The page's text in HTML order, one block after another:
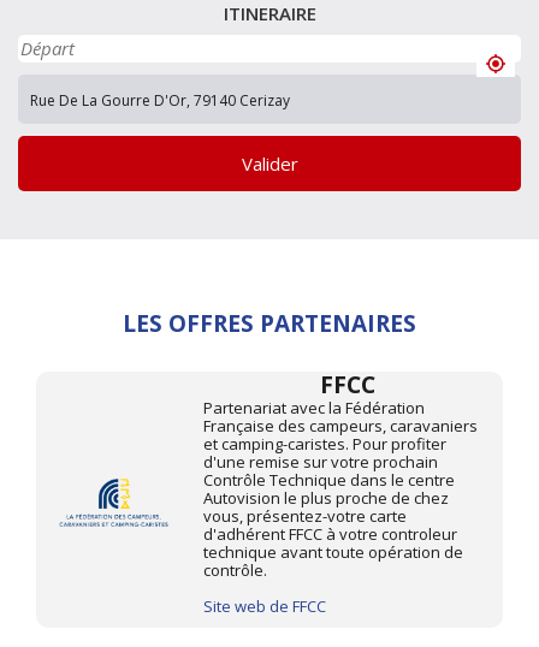
ITINERAIRE
Valider
LES OFFRES PARTENAIRES
FFCC
Partenariat avec la Fédération
Française des campeurs, caravaniers
et camping-caristes. Pour profiter
d'une remise sur votre prochain
Contrôle Technique dans le centre
Autovision le plus proche de chez
vous, présentez-votre carte
d'adhérent FFCC à votre controleur
technique avant toute opération de
contrôle.
Site web de FFCC